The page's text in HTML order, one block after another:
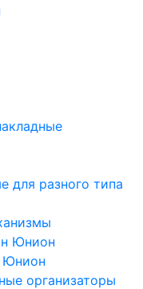
для разного типа
Юнион
Юнион
организаторы